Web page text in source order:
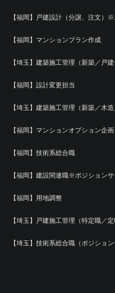
【福岡】戸建設計（分譲、注文）
【福岡】マンションプラン作成
【埼玉】建築施工管理（新築／戸
【福岡】設計変更担当
【埼玉】建築施工管理（新築／木
【福岡】マンションオプション企
【福岡】技術系総合職
【福岡】建設関連職※ポジションサ
【福岡】用地調整
【埼玉】戸建施工管理（特定職／定
【埼玉】技術系総合職（ポジショ